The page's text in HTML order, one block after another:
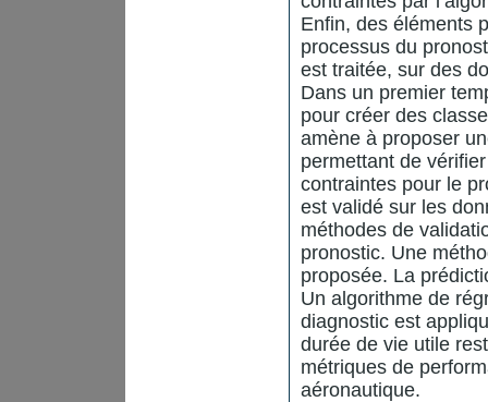
Enfin, des éléments
processus du
est traitée, sur des
Dans un premier
pour créer des
amène à proposer
permettant de
contraintes pour le
est validé sur les
méthodes de
pronostic. Une
proposée. La
Un algorithme de
diagnostic est
durée de vie utile
métriques de
aéronautique.